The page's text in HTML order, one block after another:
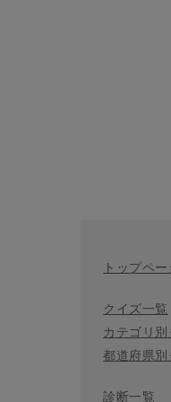
トップペー
クイズ一覧
カテゴリ
都道府県
診断一覧